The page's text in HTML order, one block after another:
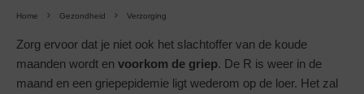
Home Gezondheid Verzorging
Zorg ervoor dat je niet ook het slachtoffer van de koude
maanden wordt en voorkom de griep. De R is weer in de
maand en een griepepidemie ligt wederom op de loer. Het zal